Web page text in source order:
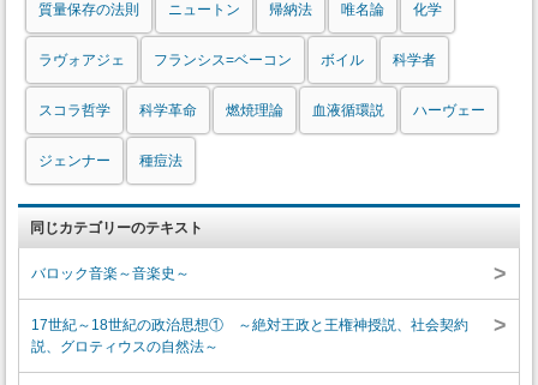
質量保存の法則 ニュートン 帰納法 唯名論 化学
ラヴォアジェ フランシス=ベーコン ボイル 科学者
スコラ哲学 科学革命 燃焼理論 血液循環説 ハーヴェー
ジェンナー 種痘法
同じカテゴリーのテキスト
バロック音楽～音楽史～ >
17世紀～18世紀の政治思想① ～絶対王政と王権神授説、社会契約
説、グロティウスの自然法～
>